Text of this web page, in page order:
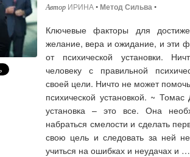
ИРИНА•Метод Сильва•
Ключевые факторы для
желание, вера и ожидание, и эти
от психической установки.
человеку с правильной
своей цели. Ничто не может
психической установкой. ~
установка – это все. Она
набраться смелости и сделать
свою цель и следовать за ней
учиться на ошибках и неудачах и …